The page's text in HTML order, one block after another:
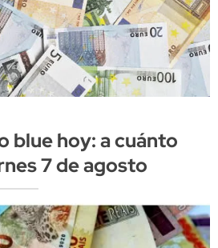
blue hoy: a cuánto
7 de agosto